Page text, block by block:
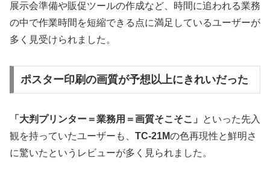
展示会準備や販促ツールの作成など、時間に追われる業務
の中で作業時間を短縮できる点に満足しているユーザーが
多く見受けられました。
ポスター印刷の画質が予想以上にきれいだった
「大判プリンター＝業務用＝画質そこそこ」
といった先入
観を持っていたユーザーも、 TC-21Mの色再現性と鮮明さ
に驚いたというレビューが多く見られました。